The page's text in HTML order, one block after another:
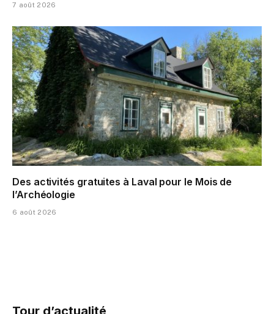
7 août 2026
Des activités gratuites à Laval pour le Mois de
l’Archéologie
6 août 2026
Tour d’actualité